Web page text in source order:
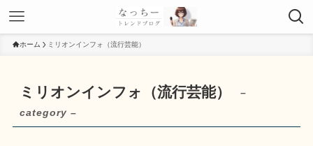
ホーム ミリオンインフォ（流行芸能）
ミリオンインフォ（流行芸能）
–
category –